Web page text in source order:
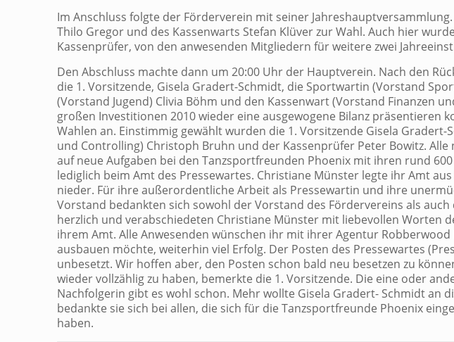
Im Anschluss folgte der Förderverein mit seiner
Thilo Gregor und des Kassenwarts Stefan Klüver zur Wahl. Auch hier
Kassenprüfer, von den anwesenden Mitgliedern für weitere zwei
Den Abschluss machte dann um 20:00 Uhr der Hauptverein. Nach den
die 1. Vorsitzende, Gisela Gradert-Schmidt, die Sportwartin (Vorstand
(Vorstand Jugend) Clivia Böhm und den Kassenwart (Vorstand Finanzen
großen Investitionen 2010 wieder eine ausgewogene Bilanz präsentieren
Wahlen an. Einstimmig gewählt wurden die 1. Vorsitzende Gisela
und Controlling) Christoph Bruhn und der Kassenprüfer Peter Bowitz.
auf neue Aufgaben bei den Tanzsportfreunden Phoenix mit ihren rund
lediglich beim Amt des Pressewartes. Christiane Münster legte ihr Amt
nieder. Für ihre außerordentliche Arbeit als Pressewartin und ihre
Vorstand bedankten sich sowohl der Vorstand des Fördervereins als
herzlich und verabschiedeten Christiane Münster mit liebevollen Worten
ihrem Amt. Alle Anwesenden wünschen ihr mit ihrer Agentur
ausbauen möchte, weiterhin viel Erfolg. Der Posten des Pressewartes
unbesetzt. Wir hoffen aber, den Posten schon bald neu besetzen zu
wieder vollzählig zu haben, bemerkte die 1. Vorsitzende. Die eine oder
Nachfolgerin gibt es wohl schon. Mehr wollte Gisela Gradert- Schmidt an
bedankte sie sich bei allen, die sich für die Tanzsportfreunde Phoenix
haben.